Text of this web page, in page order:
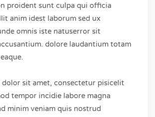
proident sunt culpa qui officia
anim idest laborum sed ux
omnis iste natuserror sit
dolore laudantium totam
dolor sit amet, consectetur pisicelit
tempor incidie labore magna
minim veniam quis nostrud